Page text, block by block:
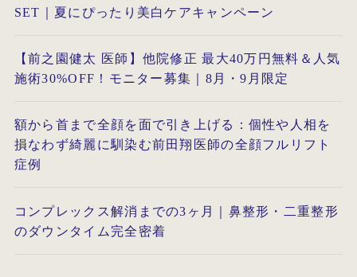
SET｜夏にぴったり美白ケアキャンペーン
【前之園健太 医師】他院修正 最大40万円無料＆人気
施術30%OFF！モニター募集｜8月・9月限定
額から首まで全顔を面で引き上げる：個性や人相を
損なわず綺麗に馴染む前田翔医師の全顔フルリフト
症例
コンプレックス解消までの3ヶ月｜鼻整形・二重整形
のダウンタイム完全密着